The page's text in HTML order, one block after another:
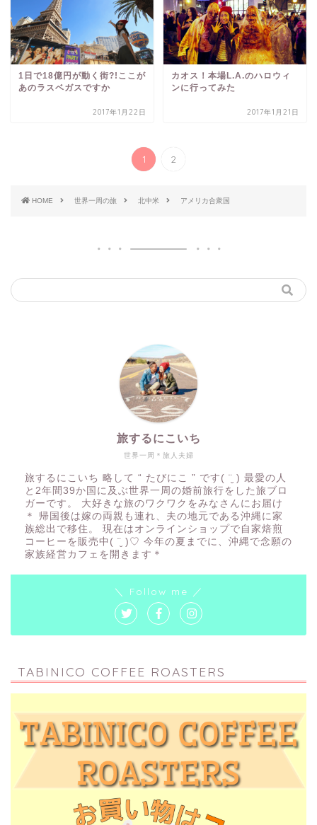
1日で18億円が動く街?!ここが
あのラスベガスですか
2017年1月22日
カオス！本場L.A.のハロウィ
ンに行ってみた
2017年1月21日
1 2
HOME 世界一周の旅 北中米 アメリカ合衆国
世界一周＊旅人夫婦
旅するにこいち
旅するにこいち 略して “ たびにこ ” です( ¨̮ ) 最愛の人
と2年間39か国に及ぶ世界一周の婚前旅行をした旅ブロ
ガーです。 大好きな旅のワクワクをみなさんにお届け
＊ 帰国後は嫁の両親も連れ、夫の地元である沖縄に家
族総出で移住。 現在はオンラインショップで自家焙煎
コーヒーを販売中( ¨̮ )♡ 今年の夏までに、沖縄で念願の
家族経営カフェを開きます＊
＼ Follow me ／
TABINICO COFFEE ROASTERS